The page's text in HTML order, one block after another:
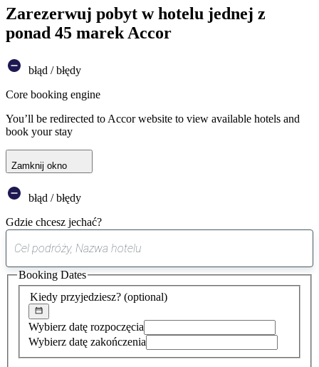
Zarezerwuj pobyt w hotelu jednej z
ponad 45 marek Accor
błąd / błędy
Core booking engine
You’ll be redirected to Accor website to view available hotels and
book your stay
Zamknij okno
błąd / błędy
Gdzie chcesz jechać?
sugestia
została
znaleziona
Kiedy przyjedziesz? (optional)
Wybierz datę rozpoczęcia
Wybierz datę zakończenia
Booking Dates